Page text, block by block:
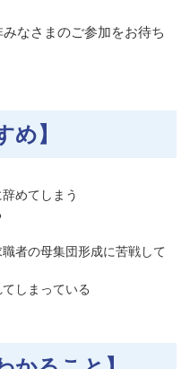
なさまのご参加をお待ち
め】
めてしまう
者の母集団形成に苦戦して
しまっている